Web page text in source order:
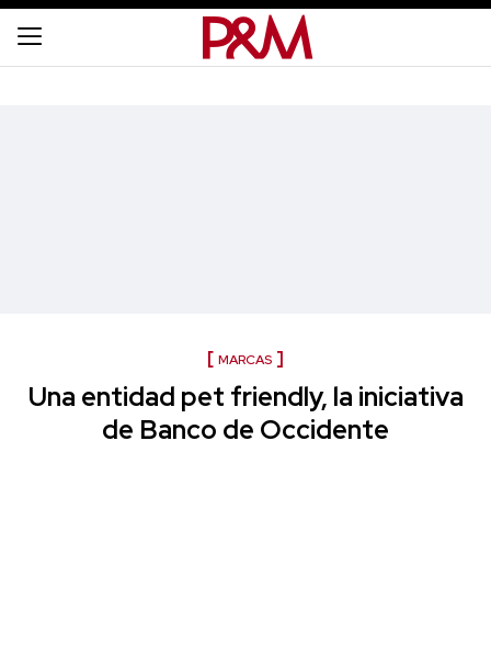
MARCAS
Una entidad pet friendly, la iniciativa
de Banco de Occidente